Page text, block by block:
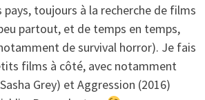
toujours à la recherche de films
partout, et de temps en temps,
de survival horror). Je fais
films à côté, avec notamment
Grey) et Aggression (2016)